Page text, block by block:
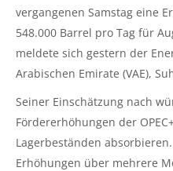
vergangenen Samstag eine
548.000 Barrel pro Tag für
meldete sich gestern der
Arabischen Emirate (VAE),
Seiner Einschätzung nach
Fördererhöhungen der
Lagerbeständen
Erhöhungen über mehrere